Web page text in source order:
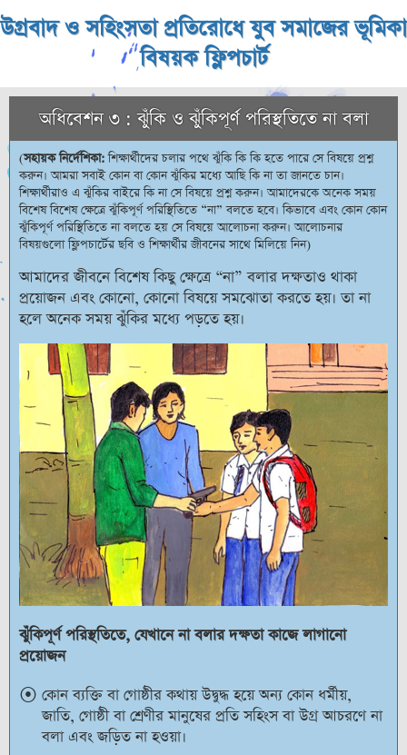
উগ্রবাদ ও সহিংসতা প্রতিরোধে যুব সমাজের ভূমিকা
বিষয়ক ফ্লিপচার্ট
অধিবেশন ৩ : ঝুঁকি ও ঝুঁকিপূর্ণ পরিস্থতিতে না বলা
(সহায়ক নির্দেশিকা:শিক্ষার্থীদের চলার পথে ঝুঁকি কি কি হতে পারে সে বিষয়ে প্রশ্ন
করুন। আমরা সবাই কোন বা কোন ঝুঁকির মধ্যে আছি কি না তা জানতে চান।
শিক্ষার্থীরাও এ ঝুঁকির বাইরে কি না সে বিষয়ে প্রশ্ন করুন। আমাদেরকে অনেক সময়
বিশেষ বিশেষ ক্ষেত্রে ঝুঁকিপূর্ণ পরিস্থিতিতে “না” বলতে হবে। কিভাবে এবং কোন কোন
ঝুঁকিপূর্ণ পরিস্থিতিতে না বলতে হয় সে বিষয়ে আলোচনা করুন। আলোচনার
বিষয়গুলো ফ্লিপচার্টের ছবি ও শিক্ষার্থীর জীবনের সাথে মিলিয়ে নিন)
আমাদের জীবনে বিশেষ কিছু ক্ষেত্রে “না” বলার দক্ষতাও থাকা
প্রয়োজন এবং কোনো, কোনো বিষয়ে সমঝোতা করতে হয়। তা না
হলে অনেক সময় ঝুঁকির মধ্যে পড়তে হয়।
ঝুঁকিপূর্ণ পরিস্থতিতে, যেখানে না বলার দক্ষতা কাজে লাগানো
প্রয়োজন
কোন ব্যক্তি বা গোষ্ঠীর কথায় উদ্বুদ্ধ হয়ে অন্য কোন ধর্মীয়,
জাতি, গোষ্ঠী বা শ্রেণীর মানুষের প্রতি সহিংস বা উগ্র আচরণে না
বলা এবং জড়িত না হওয়া।